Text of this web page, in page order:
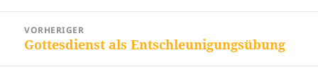
VORHERIGER
Vorheriger
Gottesdienst als Entschleunigungsübung